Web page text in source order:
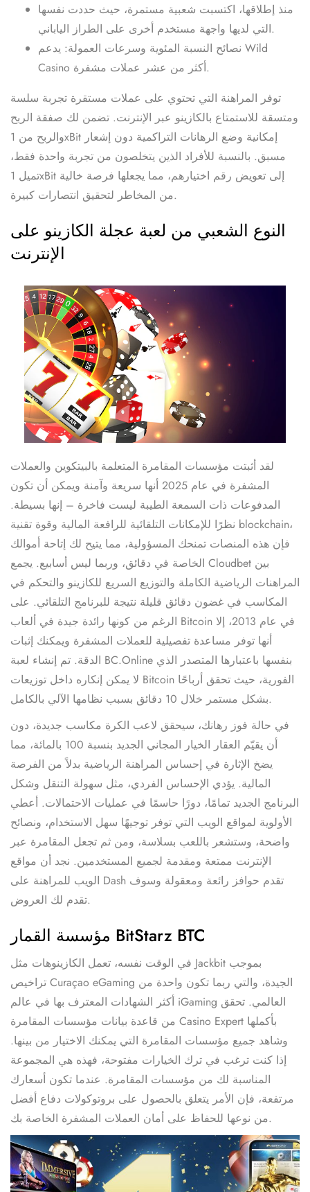
منذ إطلاقها، اكتسبت شعبية مستمرة، حيث حددت نفسها
التي لديها واجهة مستخدم أخرى على الطراز الياباني.
نصائح النسبة المئوية وسرعات العمولة: يدعم Wild
Casino أكثر من عشر عملات مشفرة.
توفر المراهنة التي تحتوي على عملات مستقرة تجربة سلسة
ومتسقة للاستمتاع بالكازينو عبر الإنترنت. تضمن لك صفقة الربح
والربح من 1xBit إمكانية وضع الرهانات التراكمية دون إشعار
مسبق. بالنسبة للأفراد الذين يتخلصون من تجربة واحدة فقط،
تميل 1xBit إلى تعويض رقم اختيارهم، مما يجعلها فرصة خالية
من المخاطر لتحقيق انتصارات كبيرة.
النوع الشعبي من لعبة عجلة الكازينو على
الإنترنت
لقد أثبتت مؤسسات المقامرة المتعلمة بالبيتكوين والعملات
المشفرة في عام 2025 أنها سريعة وآمنة ويمكن أن تكون
المدفوعات ذات السمعة الطيبة ليست فاخرة – إنها بسيطة.
نظرًا للإمكانات التلقائية للرافعة المالية وقوة تقنية blockchain،
فإن هذه المنصات تمنحك المسؤولية، مما يتيح لك إتاحة أموالك
الخاصة في دقائق، وربما ليس أسابيع. يجمع Cloudbet بين
المراهنات الرياضية الكاملة والتوزيع السريع للكازينو والتحكم في
المكاسب في غضون دقائق قليلة نتيجة للبرنامج التلقائي. على
الرغم من كونها رائدة جيدة في ألعاب Bitcoin في عام 2013، إلا
أنها توفر مساعدة تفصيلية للعملات المشفرة ويمكنك إثبات
الدقة. تم إنشاء لعبة BC.Online بنفسها باعتبارها المتصدر الذي
لا يمكن إنكاره داخل توزيعات Bitcoin الفورية، حيث تحقق أرباحًا
بشكل مستمر خلال 10 دقائق بسبب نظامها الآلي بالكامل.
في حالة فوز رهانك، سيحقق لاعب الكرة مكاسب جديدة، دون
أن يقيّم العقار الخيار المجاني الجديد بنسبة 100 بالمائة، مما
يضخ الإثارة في إحساس المراهنة الرياضية بدلاً من الفرصة
المالية. يؤدي الإحساس الفردي، مثل سهولة التنقل وشكل
البرنامج الجديد تمامًا، دورًا حاسمًا في عمليات الاحتمالات. أعطي
الأولوية لمواقع الويب التي توفر توجيهًا سهل الاستخدام، ونصائح
واضحة، وستشعر باللعب بسلاسة، ومن ثم تجعل المقامرة عبر
الإنترنت ممتعة ومقدمة لجميع المستخدمين. نجد أن مواقع
الويب للمراهنة على Dash تقدم حوافز رائعة ومعقولة وسوف
تقدم لك العروض.
مؤسسة القمار BitStarz BTC
في الوقت نفسه، تعمل الكازينوهات مثل Jackbit بموجب
تراخيص Curaçao eGaming الجيدة، والتي ربما تكون واحدة من
أكثر الشهادات المعترف بها في عالم iGaming العالمي. تحقق
من قاعدة بيانات مؤسسات المقامرة Casino Expert بأكملها
وشاهد جميع مؤسسات المقامرة التي يمكنك الاختيار من بينها.
إذا كنت ترغب في ترك الخيارات مفتوحة، فهذه هي المجموعة
المناسبة لك من مؤسسات المقامرة. عندما تكون أسعارك
مرتفعة، فإن الأمر يتعلق بالحصول على بروتوكولات دفاع أفضل
من نوعها للحفاظ على أمان العملات المشفرة الخاصة بك.